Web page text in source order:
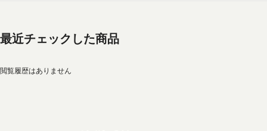
最近チェックした商品
閲覧履歴はありません